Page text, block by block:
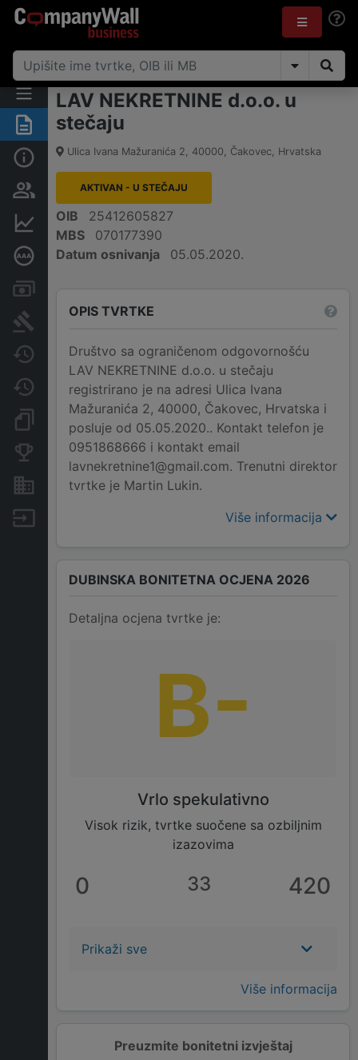
Sažetak
Osnovne informacije
Osobe i vlasništvo
Financijski podaci
Dubinska bonitetna ocjena
Računi i blokade
Javne nabavke
Promjene
Konkurentske tvrtke
Nekretnine i imovina
LAV NEKRETNINE d.o.o. u
stečaju
Ulica Ivana Mažuranića 2, 40000, Čakovec, Hrvatska
AKTIVAN - U STEČAJU
OIB
25412605827
MBS
070177390
Datum osnivanja
05.05.2020.
OPIS TVRTKE
Društvo sa ograničenom odgovornošću
LAV NEKRETNINE d.o.o. u stečaju
registrirano je na adresi Ulica Ivana
Mažuranića 2, 40000, Čakovec, Hrvatska i
posluje od 05.05.2020.. Kontakt telefon je
0951868666 i kontakt email
lavnekretnine1@gmail.com. Trenutni direktor
tvrtke je Martin Lukin.
Više informacija
Preuzmite bonitetni izvještaj
DUBINSKA BONITETNA OCJENA 2026
Detaljna ocjena tvrtke je:
B-
Vrlo spekulativno
Visok rizik, tvrtke suočene sa ozbiljnim
izazovima
0 33 420
Prikaži sve
Više informacija